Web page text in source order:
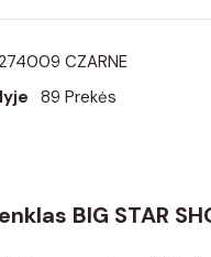
CZARNE
89 Prekės
BIG STAR